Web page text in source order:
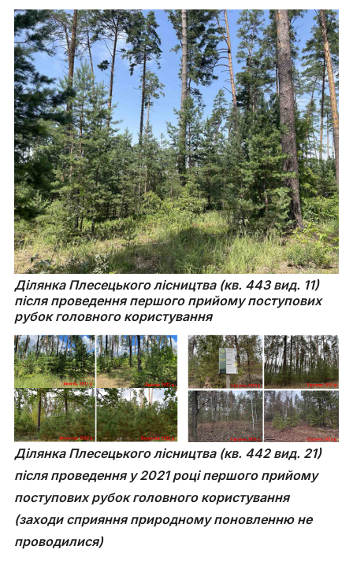
Ділянка Плесецького лісництва (кв. 443 вид. 11)
після проведення першого прийому поступових
рубок головного користування
Ділянка Плесецького лісництва (кв. 442 вид. 21)
після проведення у 2021 році першого прийому
поступових рубок головного користування
(заходи сприяння природному поновленню не
проводилися)